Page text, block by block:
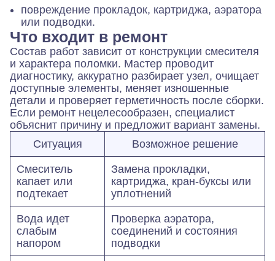
повреждение прокладок, картриджа, аэратора
или подводки.
Что входит в ремонт
Состав работ зависит от конструкции смесителя
и характера поломки. Мастер проводит
диагностику, аккуратно разбирает узел, очищает
доступные элементы, меняет изношенные
детали и проверяет герметичность после сборки.
Если ремонт нецелесообразен, специалист
объяснит причину и предложит вариант замены.
Ситуация
Возможное решение
Смеситель
капает или
подтекает
Замена прокладки,
картриджа, кран-буксы или
уплотнений
Вода идет
слабым
напором
Проверка аэратора,
соединений и состояния
подводки